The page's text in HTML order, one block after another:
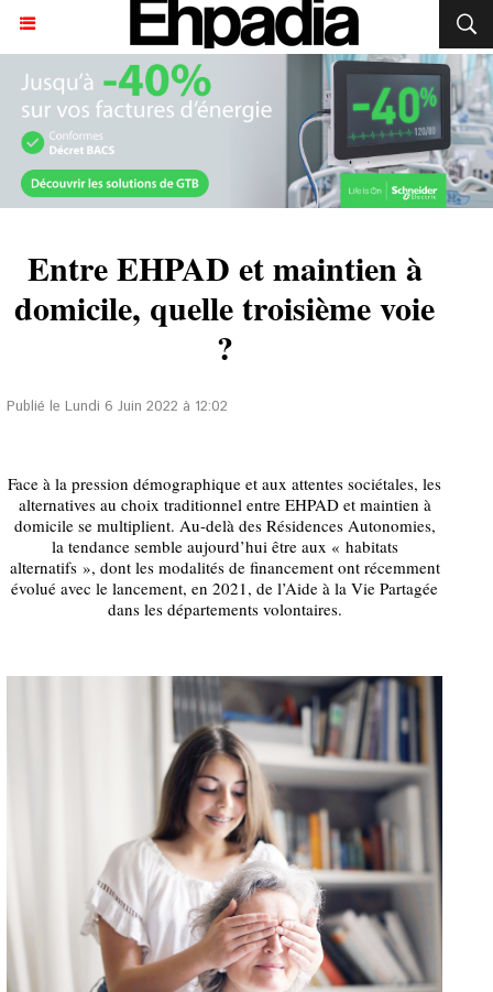
Entre EHPAD et maintien à
domicile, quelle troisième voie
?
Publié le Lundi 6 Juin 2022 à 12:02
Face à la pression démographique et aux attentes sociétales, les
alternatives au choix traditionnel entre EHPAD et maintien à
domicile se multiplient. Au-delà des Résidences Autonomies,
la tendance semble aujourd’hui être aux « habitats
alternatifs », dont les modalités de financement ont récemment
évolué avec le lancement, en 2021, de l’Aide à la Vie Partagée
dans les départements volontaires.